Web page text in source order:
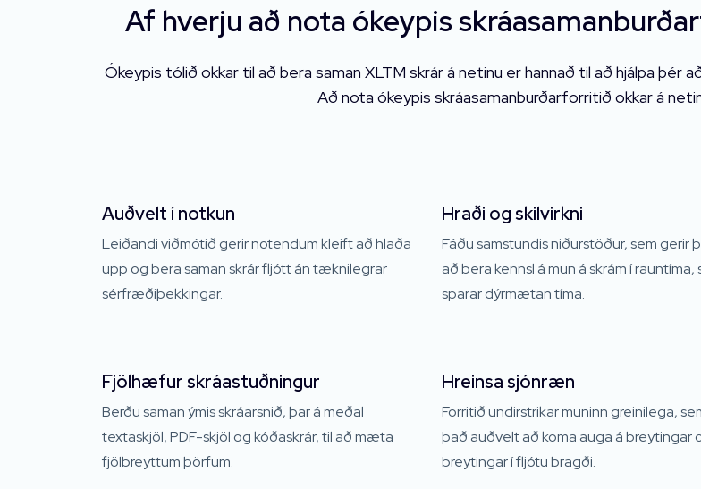
Af hverju að nota ókeypis
Ókeypis tólið okkar til að bera saman XLTM skrár á netinu er hannað til að hjálpa þér
Að nota ókeypis skráasamanburðarforritið okkar á
Auðvelt í notkun
Leiðandi viðmótið gerir notendum kleift að hlaða
upp og bera saman skrár fljótt án tæknilegrar
sérfræðiþekkingar.
Hraði og skilvirkni
Fáðu samstundis niðurstöður, sem gerir
að bera kennsl á mun á skrám í rauntíma,
sparar dýrmætan tíma.
Fjölhæfur skráastuðningur
Berðu saman ýmis skráarsnið, þar á meðal
textaskjöl, PDF-skjöl og kóðaskrár, til að mæta
fjölbreyttum þörfum.
Hreinsa sjónræn
Forritið undirstrikar muninn greinilega,
það auðvelt að koma auga á breytingar
breytingar í fljótu bragði.